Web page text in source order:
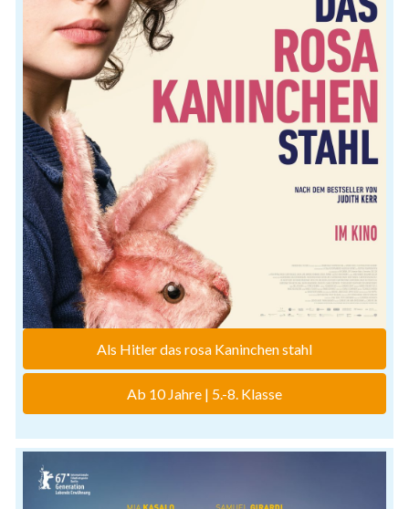
Als Hitler das rosa Kaninchen stahl
Ab 10 Jahre | 5.-8. Klasse